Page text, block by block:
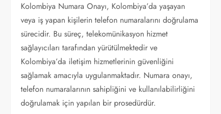
Kolombiya Numara Onayı, Kolombiya’da yaşayan
veya iş yapan kişilerin telefon numaralarını doğrulama
sürecidir. Bu süreç, telekomünikasyon hizmet
sağlayıcıları tarafından yürütülmektedir ve
Kolombiya’da iletişim hizmetlerinin güvenliğini
sağlamak amacıyla uygulanmaktadır. Numara onayı,
telefon numaralarının sahipliğini ve kullanılabilirliğini
doğrulamak için yapılan bir prosedürdür.